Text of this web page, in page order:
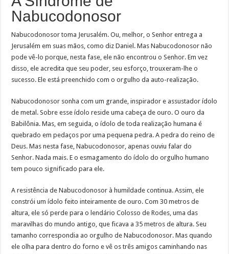
Nabucodonosor
Nabucodonosor toma Jerusalém. Ou, melhor, o Senhor entrega a
Jerusalém em suas mãos, como diz Daniel. Mas Nabucodonosor não
pode vê-lo porque, nesta fase, ele não encontrou o Senhor. Em vez
disso, ele acredita que seu poder, seu esforço, trouxeram-lhe o
sucesso. Ele está preenchido com o orgulho da auto-realização.
Nabucodonosor sonha com um grande, inspirador e assustador ídolo
de metal. Sobre esse ídolo reside uma cabeça de ouro. O ouro da
Babilônia. Mas, em seguida, o ídolo de toda realização humana é
quebrado em pedaços por uma pequena pedra. A pedra do reino de
Deus. Mas nesta fase, Nabucodonosor, apenas ouviu falar do
Senhor. Nada mais. E o esmagamento do ídolo do orgulho humano
tem pouco significado para ele.
A resistência de Nabucodonosor à humildade continua. Assim, ele
constrói um ídolo feito inteiramente de ouro. Com 30 metros de
altura, ele só perde para o lendário Colosso de Rodes, uma das
maravilhas do mundo antigo, que ficava a 35 metros de altura. Seu
tamanho correspondia ao orgulho de Nabucodonosor. Mas quando
ele olha para dentro do forno e vê os três amigos caminhando nas